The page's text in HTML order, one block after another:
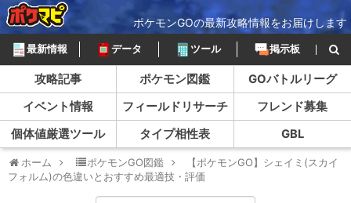
ポケモンGOの最新攻略情報をお届けします
最新情報 データ ツール 掲示板
攻略記事 ポケモン図鑑
GOバトルリーグ
イベント情報
フィールドリサーチ
フレンド募集
個体値厳選ツール
タイプ相性表 GBL
ホーム ポケモンGO図鑑
【ポケモンGO】シェイミ(スカイ
フォルム)の色違いとおすすめ最適技・評価